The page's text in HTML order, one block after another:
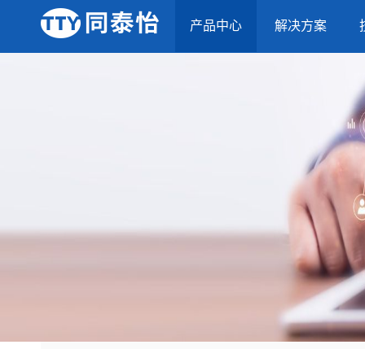
产品中心 解决方案